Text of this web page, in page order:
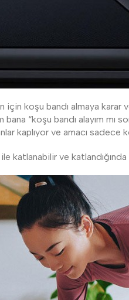
için koşu bandı almaya
“koşu bandı alayım
kaplıyor ve amacı
ve